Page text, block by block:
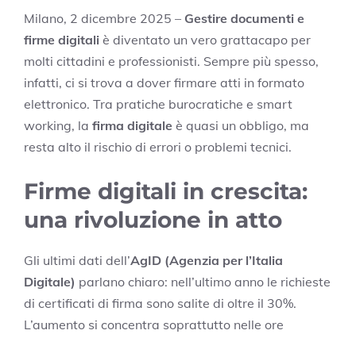
Milano, 2 dicembre 2025 – Gestire documenti e
firme digitali è diventato un vero grattacapo per
molti cittadini e professionisti. Sempre più spesso,
infatti, ci si trova a dover firmare atti in formato
elettronico. Tra pratiche burocratiche e smart
working, la firma digitale è quasi un obbligo, ma
resta alto il rischio di errori o problemi tecnici.
Firme digitali in crescita:
una rivoluzione in atto
Gli ultimi dati dell’AgID (Agenzia per l’Italia
Digitale) parlano chiaro: nell’ultimo anno le richieste
di certificati di firma sono salite di oltre il 30%.
L’aumento si concentra soprattutto nelle ore